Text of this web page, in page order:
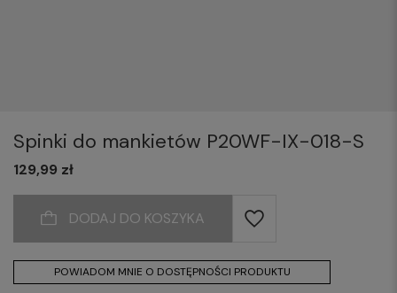
Spinki do mankietów P20WF-IX-018-S
129,99 zł
DODAJ DO KOSZYKA
POWIADOM MNIE O DOSTĘPNOŚCI PRODUKTU